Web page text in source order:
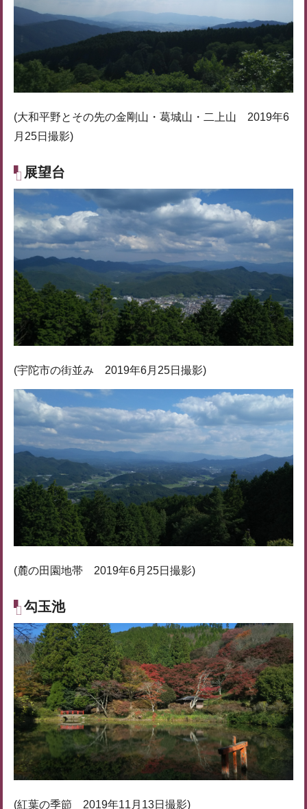
(大和平野とその先の金剛山・葛城山・二上山 2019年6
月25日撮影)
展望台
(宇陀市の街並み 2019年6月25日撮影)
(麓の田園地帯 2019年6月25日撮影)
勾玉池
(紅葉の季節 2019年11月13日撮影)